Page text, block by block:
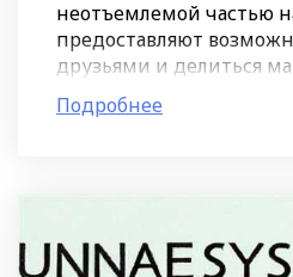
неотъемлемой частью
предоставляют
друзьями и делиться
являются площадкой
рекламы для многих
Подробнее